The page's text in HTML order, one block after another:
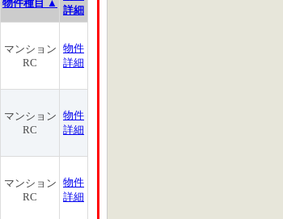
物件種目 ▲
詳細
マンション
RC
物件
詳細
マンション
RC
物件
詳細
マンション
RC
物件
詳細